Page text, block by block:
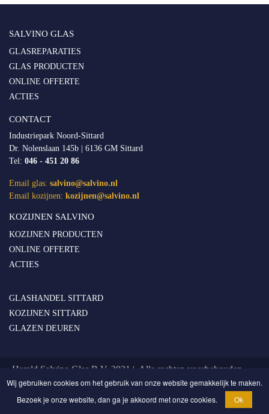
SALVINO GLAS
GLASREPARATIES
GLAS PRODUCTEN
ONLINE OFFERTE
ACTIES
KOZIJNEN SALVINO
KOZIJNEN PRODUCTEN
ONLINE OFFERTE
ACTIES
GLASHANDEL SITTARD
KOZIJNEN SITTARD
GLAZEN DEUREN
CONTACT
Industriepark Noord-Sittard
Dr. Nolenslaan 145b | 6136 GM Sittard
Tel: 046 - 451 20 86
Email glas: salvino@salvino.nl
Email kozijnen: kozijnen@salvino.nl
Harald Salvino Glas B.V. 2021 | Alle rechten voorbehouden
Privacy & Cookie Statement
Wij gebruiken cookies om het gebruik van onze website gemakkelijk te maken.
Bezoek je onze website, dan ga je akkoord met onze cookies.
Ok